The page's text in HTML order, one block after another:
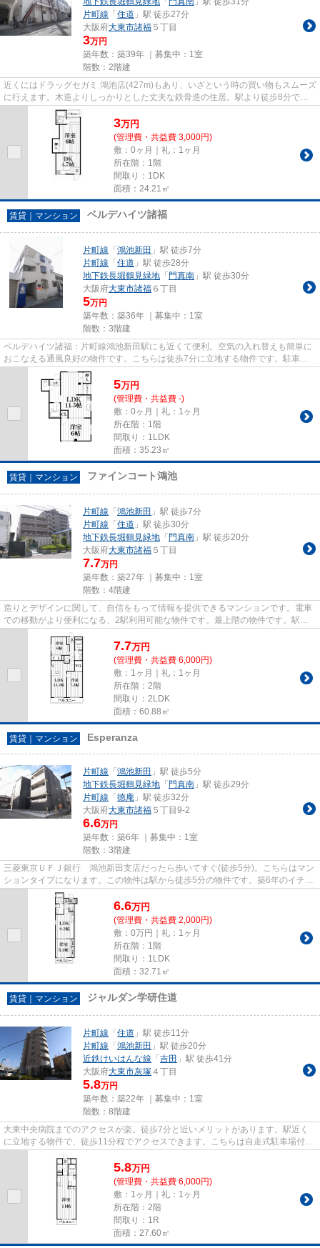
片町線 「 住道 」駅 徒歩27分
大阪府大東市諸福 ５丁目
3万円
築年数：築39年 ｜募集中： 1室
階数：2階建
近くにはドラッグセガミ 鴻池店(427m)もあり、いざという時の買い物もスムーズ
に行えます。木造よりしっかりとした丈夫な鉄骨造の住居。駅より徒歩8分で帰
宅できる、快適な環境が魅力...
3万円
(管理費・共益費 3,000円)
敷：0ヶ月｜礼：1ヶ月
所在階：1階
間取り：1DK
面積：24.21㎡
賃貸｜マンション ベルデハイツ諸福
片町線 「 鴻池新田 」駅 徒歩7分
片町線 「 住道 」駅 徒歩28分
地下鉄長堀鶴見緑地 「 門真南 」駅 徒歩30分
大阪府大東市諸福 ６丁目
5万円
築年数：築36年 ｜募集中： 1室
階数：3階建
ベルデハイツ諸福：片町線鴻池新田駅にも近くて便利。空気の入れ替えも簡単に
おこなえる通風良好の物件です。こちらは徒歩7分に立地する物件です。駐車場
まで30mの物件です。できるだ...
5万円
(管理費・共益費 -)
敷：0ヶ月｜礼：1ヶ月
所在階：1階
間取り：1LDK
面積：35.23㎡
賃貸｜マンション ファインコート鴻池
片町線 「 鴻池新田 」駅 徒歩7分
片町線 「 住道 」駅 徒歩30分
地下鉄長堀鶴見緑地 「 門真南 」駅 徒歩20分
大阪府大東市諸福 ５丁目
7.7万円
築年数：築27年 ｜募集中： 1室
階数：4階建
造りとデザインに関して、自信をもって情報を提供できるマンションです。電車
での移動がより便利になる、2駅利用可能な物件です。最上階の物件です。駅か
ら徒歩7分にある物件なので、...
7.7万円
(管理費・共益費 6,000円)
敷：1ヶ月｜礼：1ヶ月
所在階：2階
間取り：2LDK
面積：60.88㎡
賃貸｜マンション Esperanza
片町線 「 鴻池新田 」駅 徒歩5分
地下鉄長堀鶴見緑地 「 門真南 」駅 徒歩29分
片町線 「 徳庵 」駅 徒歩32分
大阪府大東市諸福 ５丁目9-2
6.6万円
築年数：築6年 ｜募集中： 1室
階数：3階建
三菱東京ＵＦＪ銀行 鴻池新田支店だったら歩いてすぐ(徒歩5分)。こちらはマン
ションタイプになります。この物件は駅から徒歩5分の物件です。築6年のイチオ
シ物件はこちらです。住都エ...
6.6万円
(管理費・共益費 2,000円)
敷：0万円｜礼：1ヶ月
所在階：1階
間取り：1LDK
面積：32.71㎡
賃貸｜マンション ジャルダン学研住道
片町線 「 住道 」駅 徒歩11分
片町線 「 鴻池新田 」駅 徒歩20分
近鉄けいはんな線 「 吉田 」駅 徒歩41分
大阪府大東市灰塚 ４丁目
5.8万円
築年数：築22年 ｜募集中： 1室
階数：8階建
大東中央病院までのアクセスが楽。徒歩7分と近いメリットがあります。駅近く
に立地する物件で、徒歩11分程でアクセスできます。こちらは自走式駐車場付き
の物件です。2駅利用可能なア...
5.8万円
(管理費・共益費 6,000円)
敷：1ヶ月｜礼：1ヶ月
所在階：2階
間取り：1R
面積：27.60㎡